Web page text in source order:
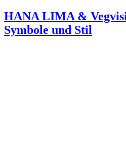
HANA LIMA &
Symbole und Stil